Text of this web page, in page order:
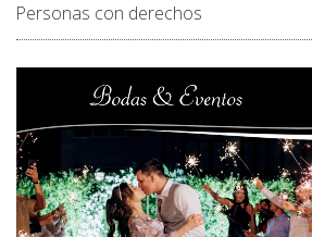
Personas con derechos